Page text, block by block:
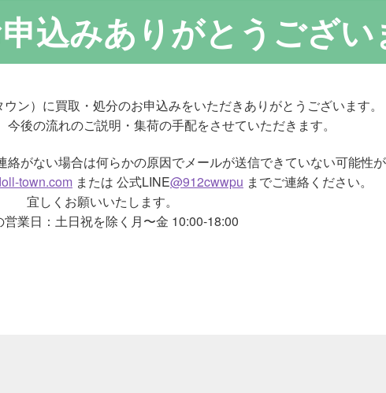
込みありがとうござい
ン）に買取・処分のお申込みをいただきありがとうございます。
今後の流れのご説明・集荷の手配をさせていただきます。
がない場合は何らかの原因でメールが送信できていない可能性が
town.com または 公式LINE@912cwwpu までご連絡ください。
宜しくお願いいたします。
営業日：土日祝を除く月〜金 10:00-18:00